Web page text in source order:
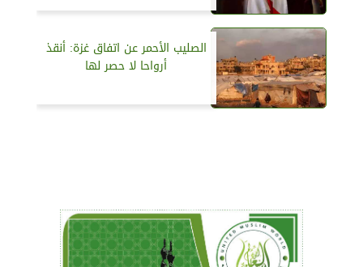
الصليب الأحمر عن اتفاق غزة: أنقذ
أرواحا لا حصر لها